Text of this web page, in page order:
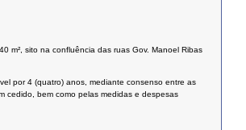
m², sito na confluência das ruas Gov. Manoel Ribas
por 4 (quatro) anos, mediante consenso entre as
cedido, bem como pelas medidas e despesas